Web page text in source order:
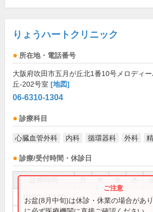
りょうハートクリニック
所在地・電話番号
大阪府吹田市五月が丘北1番10号メロディ
丘-202号室 [地図]
06-6310-1304
診療科目
心臓血管外科 内科 循環器科 外科
診療/受付時間・休診日
10:00～12:00 ● ● ●
お盆(8月中旬)は休診・休業の場合があ